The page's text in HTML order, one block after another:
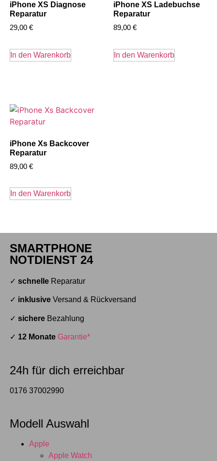
iPhone XS Diagnose
Reparatur
29,00 €
In den Warenkorb
iPhone XS Ladebuchse
Reparatur
89,00 €
In den Warenkorb
iPhone Xs Backcover
Reparatur
89,00 €
In den Warenkorb
SMARTPHONE
NOTDIENST 24
✓ schnelle Reparatur
✓ inklusive Versand & Rückversand
✓ sichere Bezahlung
✓ 12 Monate Garantie*
24h für dich erreichbar
0176 37002990
Modell Auswahl
Apple
Apple Watch